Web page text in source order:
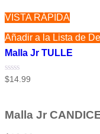
VISTA RÁPIDA
Añadir a la Lista de
Malla Jr TULLE
Valorado
5
$14.99
Malla Jr